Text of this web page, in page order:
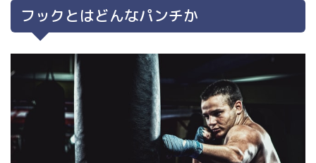
フックとはどんなパンチか